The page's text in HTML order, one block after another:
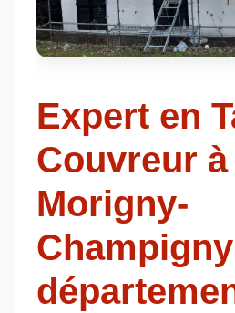
Expert en
Couvreur à
Morigny-